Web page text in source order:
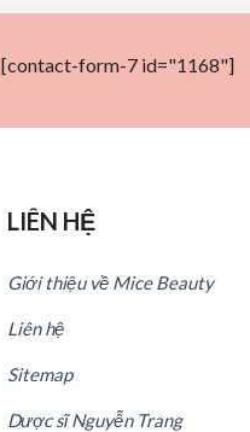
[contact-form-7 id="1168"]
LIÊN HỆ
Giới thiệu về Mice Beauty
Liên hệ
Sitemap
Dược sĩ Nguyễn Trang